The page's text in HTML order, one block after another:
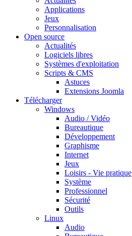
Applications
Jeux
Personnalisation
Open source
Actualités
Logiciels libres
Systèmes d'exploitation
Scripts & CMS
Astuces
Extensions Joomla
Télécharger
Windows
Audio / Vidéo
Bureautique
Développement
Graphisme
Internet
Jeux
Loisirs - Vie pratique
Système
Professionnel
Sécurité
Outils
Linux
Audio